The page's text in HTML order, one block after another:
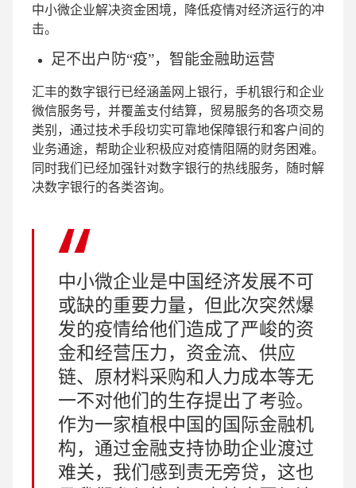
中小微企业解决资金困境，降低疫情对经济运行的冲
击。
足不出户防“疫”，智能金融助运营
汇丰的数字银行已经涵盖网上银行，手机银行和企业
微信服务号，并覆盖支付结算，贸易服务的各项交易
类别，通过技术手段切实可靠地保障银行和客户间的
业务通途，帮助企业积极应对疫情阻隔的财务困难。
同时我们已经加强针对数字银行的热线服务，随时解
决数字银行的各类咨询。
中小微企业是中国经济发展不可
或缺的重要力量，但此次突然爆
发的疫情给他们造成了严峻的资
金和经营压力，资金流、供应
链、原材料采购和人力成本等无
一不对他们的生存提出了考验。
作为一家植根中国的国际金融机
构，通过金融支持协助企业渡过
难关，我们感到责无旁贷，这也